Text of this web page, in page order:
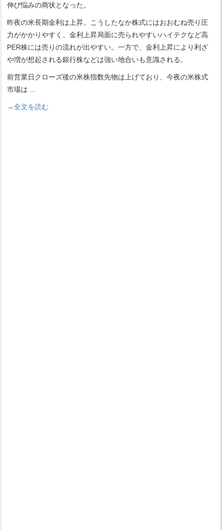
伸び悩みの商状となった。
昨夜の米長期金利は上昇。こうしたなか株式にはおおむね売り圧
力がかかりやすく、金利上昇局面に売られやすいハイテクなど高
PER株には売りの流れが出やすい。一方で、金利上昇により利ざ
や増が想起される銀行株などは強い地合いも意識される。
前営業日クローズ後の米株指数先物は上げており、今夜の米株式
市場は
→全文を読む